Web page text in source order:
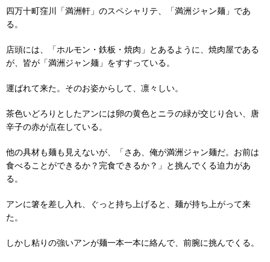
四万十町窪川「満洲軒」のスペシャリテ、「満洲ジャン麺」であ
る。
店頭には、「ホルモン・鉄板・焼肉」とあるように、焼肉屋である
が、皆が「満洲ジャン麺」をすすっている。
運ばれて来た。そのお姿からして、凛々しい。
茶色いどろりとしたアンには卵の黄色とニラの緑が交じり合い、唐
辛子の赤が点在している。
他の具材も麺も見えないが、「さあ、俺が満洲ジャン麺だ。お前は
食べることができるか？完食できるか？」と挑んでくる迫力があ
る。
アンに箸を差し入れ、ぐっと持ち上げると、麺が持ち上がって来
た。
しかし粘りの強いアンが麺一本一本に絡んで、前腕に挑んでくる。